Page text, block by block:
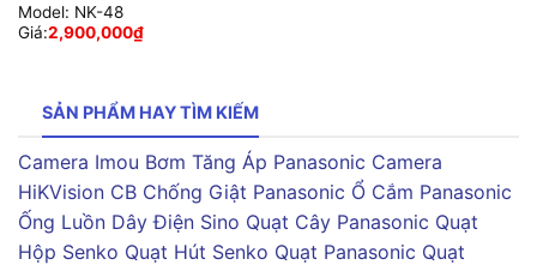
Model: NK-48
Giá:2,900,000₫
SẢN PHẨM HAY TÌM KIẾM
Camera Imou Bơm Tăng Áp Panasonic Camera
HiKVision CB Chống Giật Panasonic Ổ Cắm Panasonic
Ống Luồn Dây Điện Sino Quạt Cây Panasonic Quạt
Hộp Senko Quạt Hút Senko Quạt Panasonic Quạt